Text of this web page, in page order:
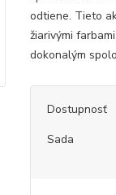
odtiene. Tieto
žiarivými
dokonalým
Dostupnosť
Sada